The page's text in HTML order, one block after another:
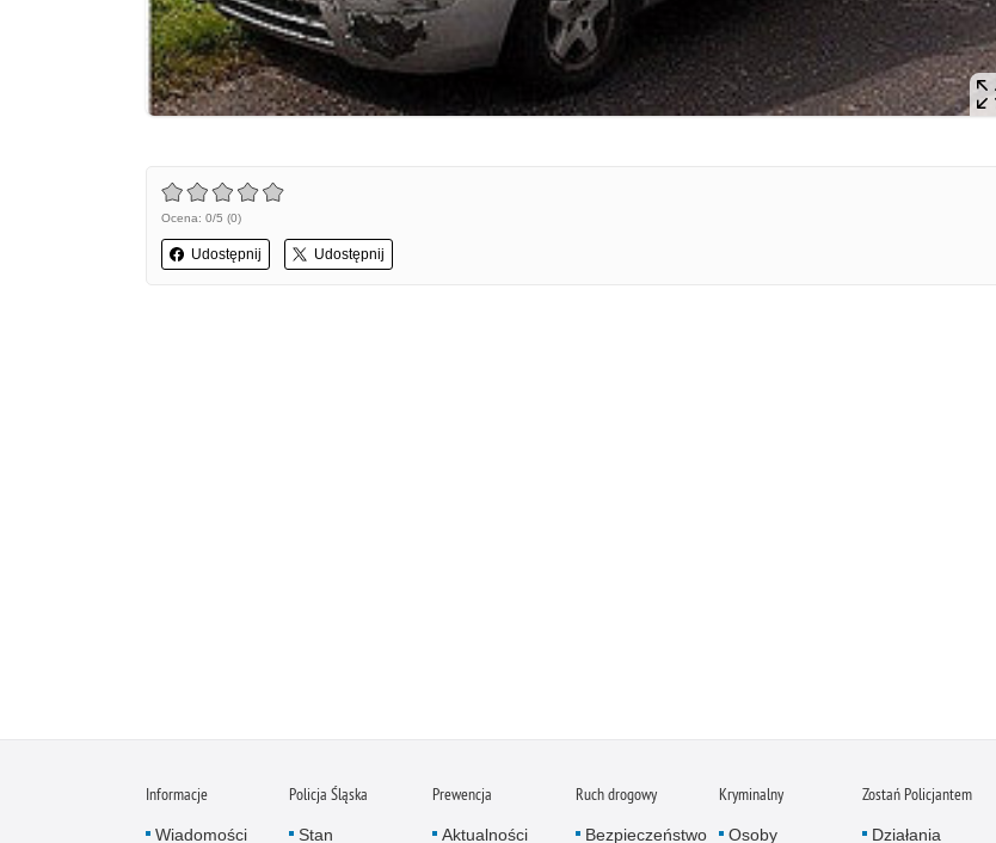
Ocena: 0/5 (0)
Udostępnij Udostępnij
Informacje
Wiadomości
Policja Śląska
Stan
Prewencja
Aktualności
Ruch drogowy
Bezpieczeństwo
Kryminalny
Osoby
Zostań Policjantem
Działania